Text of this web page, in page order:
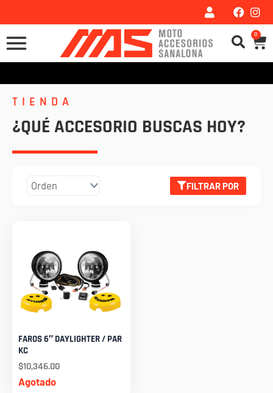
al
contenido
0
TIENDA
¿QUÉ ACCESORIO BUSCAS HOY?
FILTRAR POR
Agotado
FAROS 6″ DAYLIGHTER / PAR
KC
$10,346.00